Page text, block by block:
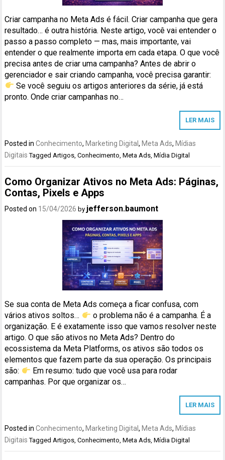
Criar campanha no Meta Ads é fácil. Criar campanha que gera
resultado… é outra história. Neste artigo, você vai entender o
passo a passo completo — mas, mais importante, vai
entender o que realmente importa em cada etapa. O que você
precisa antes de criar uma campanha? Antes de abrir o
gerenciador e sair criando campanha, você precisa garantir:
Se você seguiu os artigos anteriores da série, já está
pronto. Onde criar campanhas no…
LER MAIS
Posted inConhecimento, Marketing Digital, Meta Ads, Mídias
Digitais Tagged Artigos ,Conhecimento ,Meta Ads ,Mídia Digital
Como Organizar Ativos no Meta Ads: Páginas,
Contas, Pixels e Apps
Posted on 15/04/2026 by jefferson.baumont
Se sua conta de Meta Ads começa a ficar confusa, com
vários ativos soltos…
o problema não é a campanha. É a
organização. E é exatamente isso que vamos resolver neste
artigo. O que são ativos no Meta Ads? Dentro do
ecossistema da Meta Platforms, os ativos são todos os
elementos que fazem parte da sua operação. Os principais
são:
Em resumo: tudo que você usa para rodar
campanhas. Por que organizar os…
LER MAIS
Posted inConhecimento, Marketing Digital, Meta Ads, Mídias
Digitais TaggedArtigos,Conhecimento,Meta Ads,Mídia Digital